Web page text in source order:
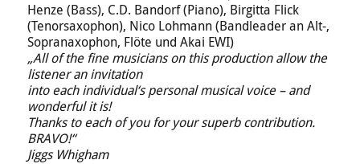
Henze (Bass), C.D. Bandorf (Piano), Birgitta Flick
(Tenorsaxophon), Nico Lohmann (Bandleader an Alt-,
Sopranaxophon, Flöte und Akai EWI)
„All of the fine musicians on this production allow the
listener an invitation
into each individual‘s personal musical voice – and
wonderful it is!
Thanks to each of you for your superb contribution.
BRAVO!“
Jiggs Whigham